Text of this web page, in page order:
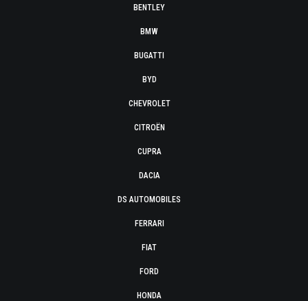
BENTLEY
BMW
BUGATTI
BYD
CHEVROLET
CITROËN
CUPRA
DACIA
DS AUTOMOBILES
FERRARI
FIAT
FORD
HONDA